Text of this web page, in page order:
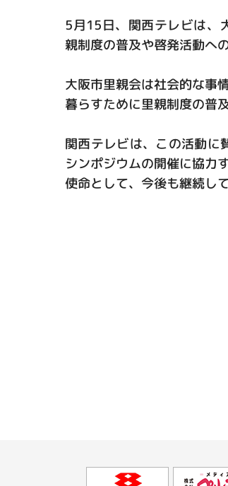
5月15日、関西テレビは、
親制度の普及や啓発活動へ
大阪市里親会は社会的な事
暮らすために里親制度の普
関西テレビは、この活動
シンポジウムの開催に協力
使命として、今後も継続し